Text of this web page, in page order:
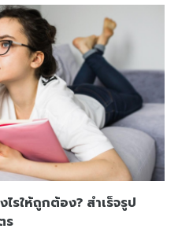
รให้ถูกต้อง? สำเร็จรูป
ร